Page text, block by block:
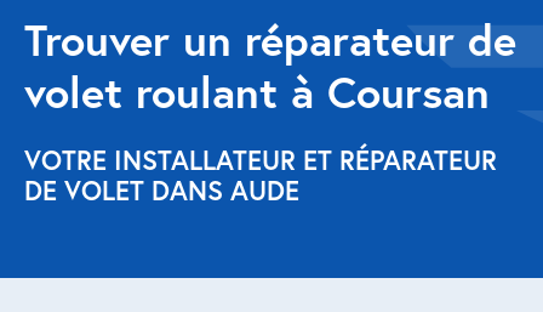
Réparation
Volet roulant Velux
Réparation store banne
Trouver un réparateur de
volet roulant à Coursan
VOTRE INSTALLATEUR ET RÉPARATEUR
DE VOLET DANS AUDE